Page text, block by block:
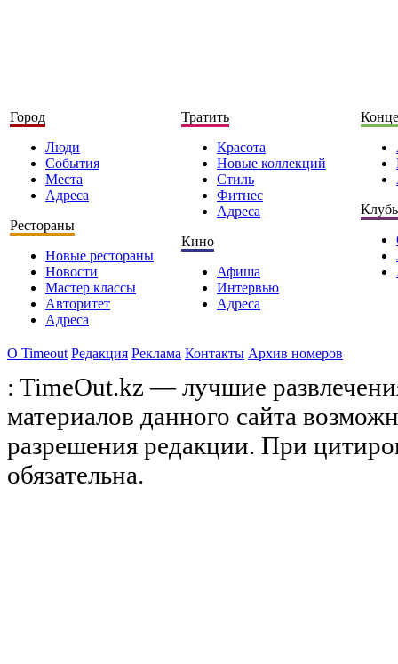
Город
Люди
События
Места
Адреса
Рестораны
Новые рестораны
Новости
Мастер классы
Авторитет
Адреса
Тратить
Красота
Новые коллекций
Стиль
Фитнес
Адреса
Кино
Афиша
Интервью
Адреса
О Timeоut Редакция Реклама Контакты Архив номеров
: TimeOut.kz — лучшие
материалов данного сайта
разрешения редакции. При
обязательна.